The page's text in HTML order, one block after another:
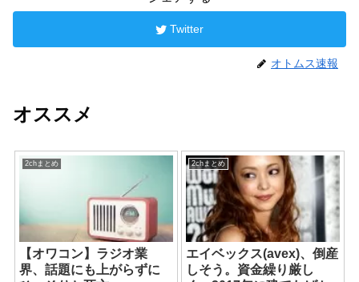
Twitter
オトムス速報
オススメ
2chまとめ
【オワコン】ラジオ業
界、話題にも上がらずに
2chまとめ
エイベックス(avex)、倒産
しそう。資金繰り厳し